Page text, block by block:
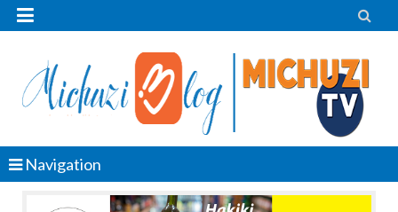
 
Navigation